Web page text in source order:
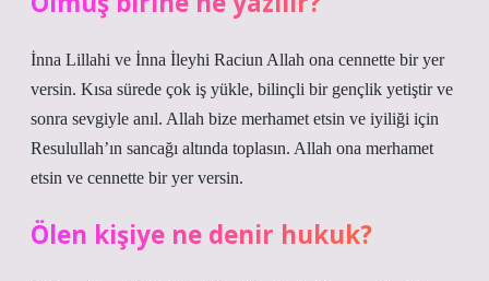
İnna Lillahi ve İnna İleyhi Raciun Allah ona cennette bir yer
versin. Kısa sürede çok iş yükle, bilinçli bir gençlik yetiştir ve
sonra sevgiyle anıl. Allah bize merhamet etsin ve iyiliği için
Resulullah’ın sancağı altında toplasın. Allah ona merhamet
etsin ve cennette bir yer versin.
Ölen kişiye ne denir hukuk?